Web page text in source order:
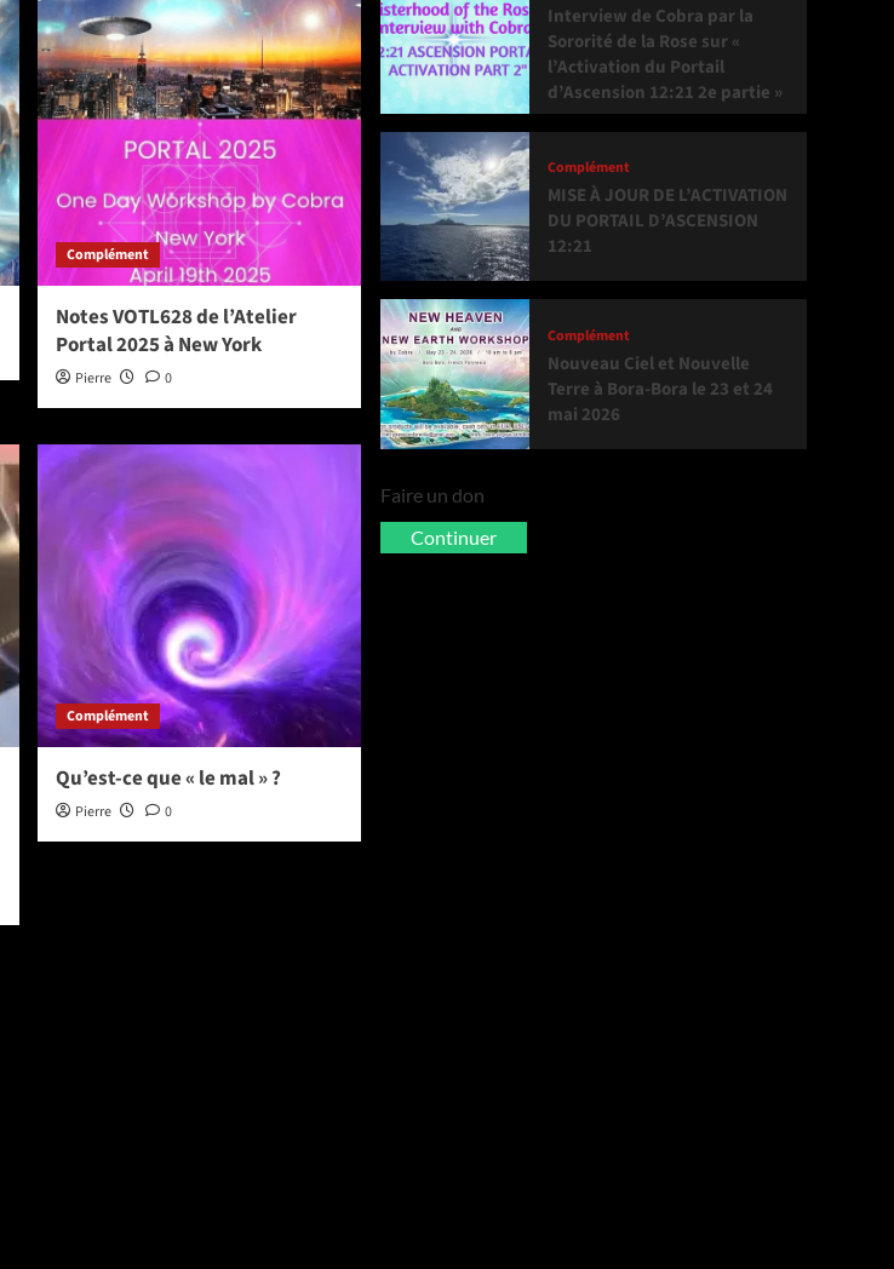
Complément
Notes VOTL628 de l’Atelier
Portal 2025 à New York
Pierre 0
Complément
Qu’est-ce que « le mal » ?
Pierre 0
Interview de Cobra par la
Sororité de la Rose sur «
l’Activation du Portail
d’Ascension 12:21 2e partie »
Complément
MISE À JOUR DE L’ACTIVATION
DU PORTAIL D’ASCENSION
12:21
Complément
Nouveau Ciel et Nouvelle
Terre à Bora-Bora le 23 et 24
mai 2026
Faire un don
Continuer